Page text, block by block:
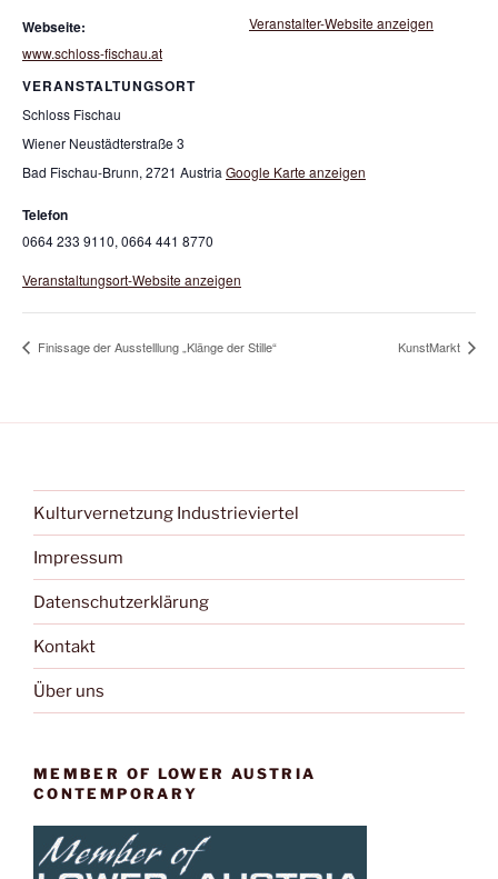
Webseite:
www.schloss-fischau.at
VERANSTALTUNGSORT
Schloss Fischau
Wiener Neustädterstraße 3
Bad Fischau-Brunn, 2721 Austria Google Karte anzeigen
Telefon
0664 233 9110, 0664 441 8770
Veranstaltungsort-Website anzeigen
Veranstalter-Website anzeigen
Finissage der Ausstelllung „Klänge der Stille“ KunstMarkt
Kulturvernetzung Industrieviertel
Impressum
Datenschutzerklärung
Kontakt
Über uns
MEMBER OF LOWER AUSTRIA
CONTEMPORARY